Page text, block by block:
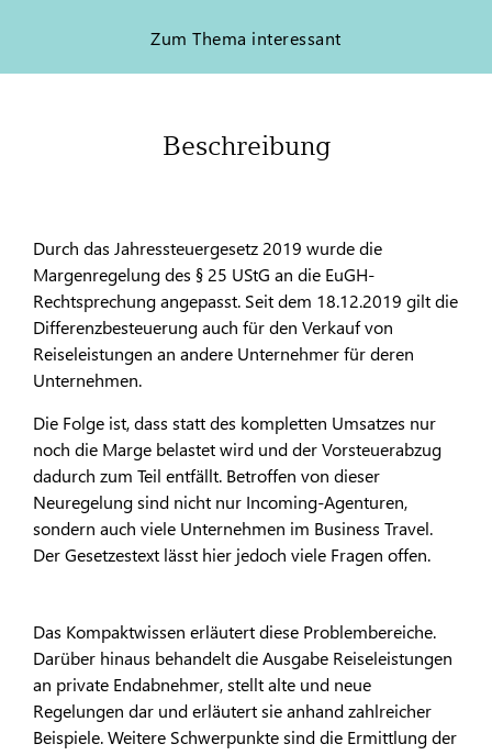
Zum Thema interessant
Beschreibung
Durch das Jahressteuergesetz 2019 wurde die
Margenregelung des § 25 UStG an die EuGH-
Rechtsprechung angepasst. Seit dem 18.12.2019 gilt die
Differenzbesteuerung auch für den Verkauf von
Reiseleistungen an andere Unternehmer für deren
Unternehmen.
Die Folge ist, dass statt des kompletten Umsatzes nur
noch die Marge belastet wird und der Vorsteuerabzug
dadurch zum Teil entfällt. Betroffen von dieser
Neuregelung sind nicht nur Incoming-Agenturen,
sondern auch viele Unternehmen im Business Travel.
Der Gesetzestext lässt hier jedoch viele Fragen offen.
Das Kompaktwissen erläutert diese Problembereiche.
Darüber hinaus behandelt die Ausgabe Reiseleistungen
an private Endabnehmer, stellt alte und neue
Regelungen dar und erläutert sie anhand zahlreicher
Beispiele. Weitere Schwerpunkte sind die Ermittlung der